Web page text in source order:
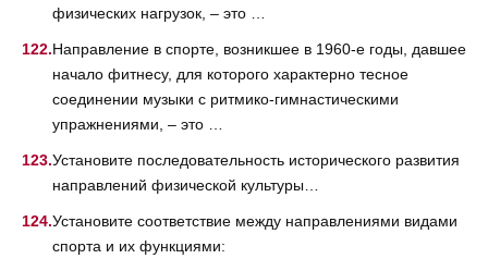
физических нагрузок, – это …
Направление в спорте, возникшее в 1960-е годы, давшее
начало фитнесу, для которого характерно тесное
соединении музыки с ритмико-гимнастическими
упражнениями, – это …
Установите последовательность исторического развития
направлений физической культуры…
Установите соответствие между направлениями видами
спорта и их функциями: